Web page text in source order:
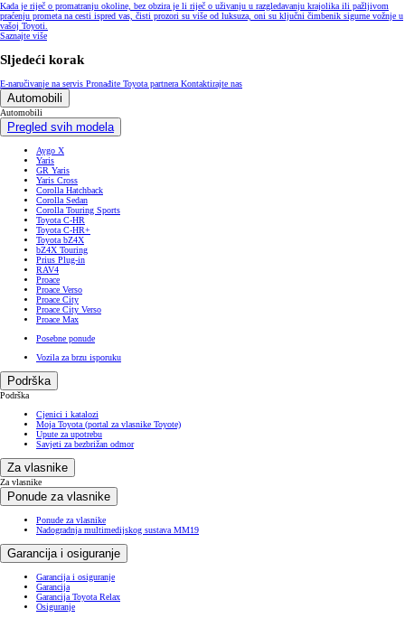
Kada je riječ o promatranju okoline, bez obzira je li riječ o uživanju u razgledavanju krajolika ili pažljivom
praćenju prometa na cesti ispred vas, čisti prozori su više od luksuza, oni su ključni čimbenik sigurne vožnje u
vašoj Toyoti.
Saznajte više
Sljedeći korak
E-naručivanje na servis Pronađite Toyota partnera Kontaktirajte nas
Automobili
Automobili
Pregled svih modela
Aygo X
Yaris
GR Yaris
Yaris Cross
Corolla Hatchback
Corolla Sedan
Corolla Touring Sports
Toyota C-HR
Toyota C-HR+
Toyota bZ4X
bZ4X Touring
Prius Plug-in
RAV4
Proace
Proace Verso
Proace City
Proace City Verso
Proace Max
Posebne ponude
Vozila za brzu isporuku
Podrška
Podrška
Cjenici i katalozi
Moja Toyota (portal za vlasnike Toyote)
Upute za upotrebu
Savjeti za bezbrižan odmor
Za vlasnike
Za vlasnike
Ponude za vlasnike
Ponude za vlasnike
Nadogradnja multimedijskog sustava MM19
Garancija i osiguranje
Garancija i osiguranje
Garancija
Garancija Toyota Relax
Osiguranje